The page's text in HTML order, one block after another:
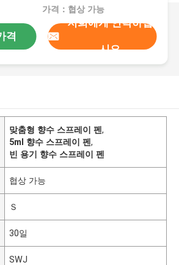
가격：협상 가능
격
저희에게 연락하십
시오
맞춤형 향수 스프레이 펜,
5ml 향수 스프레이 펜,
빈 용기 향수 스프레이 펜
협상 가능
Ｓ
30일
SWJ